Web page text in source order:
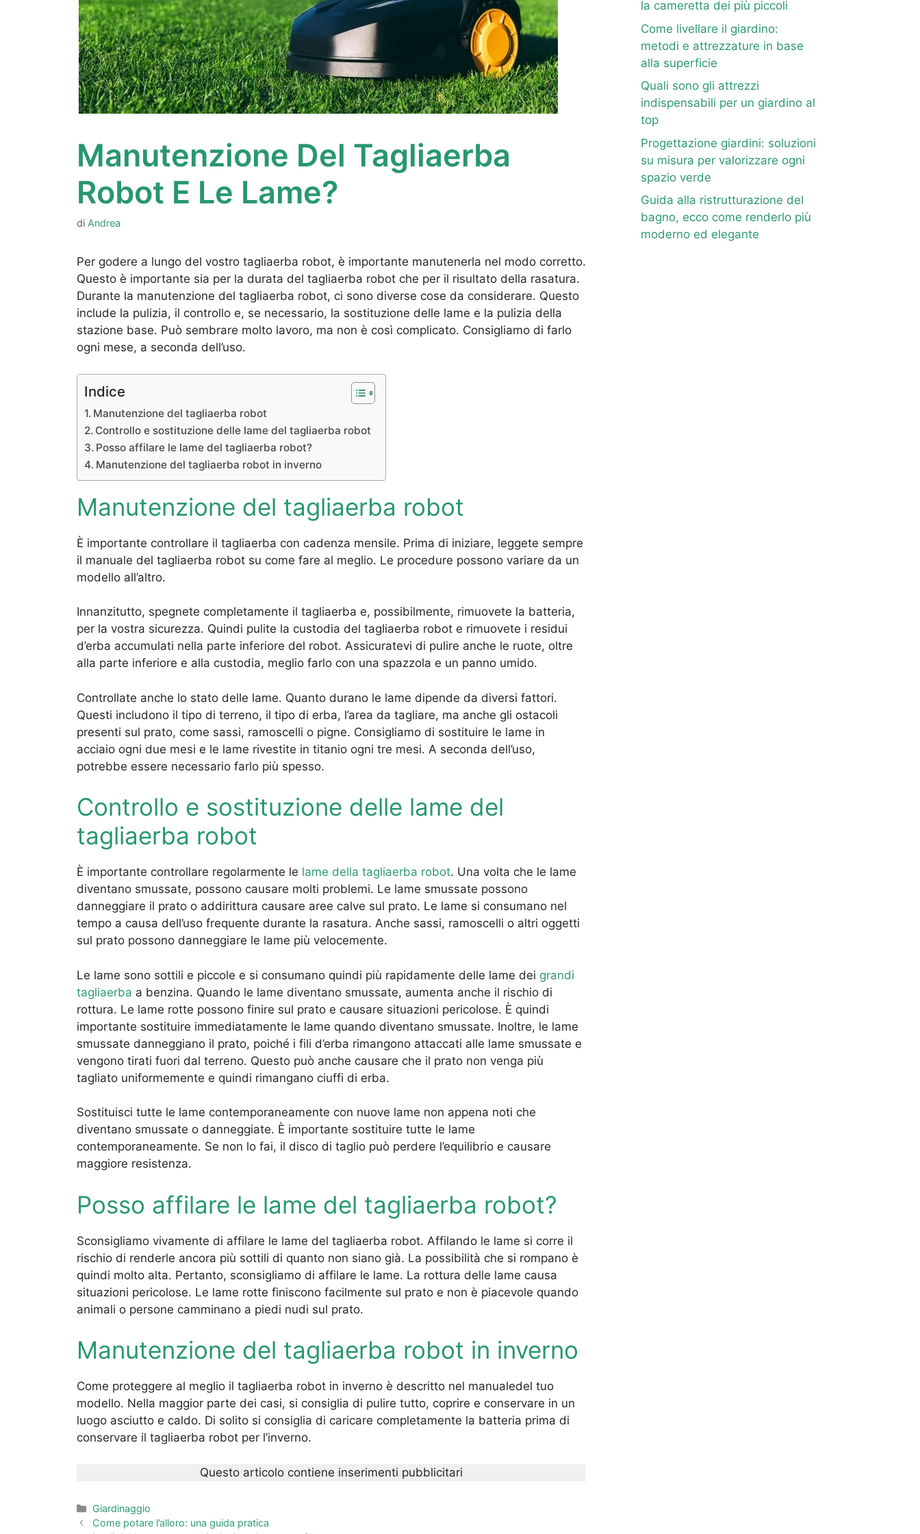
Manutenzione Del Tagliaerba
Robot E Le Lame?
di Andrea
Per godere a lungo del vostro tagliaerba robot, è importante manutenerla nel modo corretto.
Questo è importante sia per la durata del tagliaerba robot che per il risultato della rasatura.
Durante la manutenzione del tagliaerba robot, ci sono diverse cose da considerare. Questo
include la pulizia, il controllo e, se necessario, la sostituzione delle lame e la pulizia della
stazione base. Può sembrare molto lavoro, ma non è così complicato. Consigliamo di farlo
ogni mese, a seconda dell’uso.
Indice
Manutenzione del tagliaerba robot
Controllo e sostituzione delle lame del tagliaerba robot
Posso affilare le lame del tagliaerba robot?
Manutenzione del tagliaerba robot in inverno
Manutenzione del tagliaerba robot
È importante controllare il tagliaerba con cadenza mensile. Prima di iniziare, leggete sempre
il manuale del tagliaerba robot su come fare al meglio. Le procedure possono variare da un
modello all’altro.
Innanzitutto, spegnete completamente il tagliaerba e, possibilmente, rimuovete la batteria,
per la vostra sicurezza. Quindi pulite la custodia del tagliaerba robot e rimuovete i residui
d’erba accumulati nella parte inferiore del robot. Assicuratevi di pulire anche le ruote, oltre
alla parte inferiore e alla custodia, meglio farlo con una spazzola e un panno umido.
Controllate anche lo stato delle lame. Quanto durano le lame dipende da diversi fattori.
Questi includono il tipo di terreno, il tipo di erba, l’area da tagliare, ma anche gli ostacoli
presenti sul prato, come sassi, ramoscelli o pigne. Consigliamo di sostituire le lame in
acciaio ogni due mesi e le lame rivestite in titanio ogni tre mesi. A seconda dell’uso,
potrebbe essere necessario farlo più spesso.
Controllo e sostituzione delle lame del
tagliaerba robot
È importante controllare regolarmente le lame della tagliaerba robot. Una volta che le lame
diventano smussate, possono causare molti problemi. Le lame smussate possono
danneggiare il prato o addirittura causare aree calve sul prato. Le lame si consumano nel
tempo a causa dell’uso frequente durante la rasatura. Anche sassi, ramoscelli o altri oggetti
sul prato possono danneggiare le lame più velocemente.
Le lame sono sottili e piccole e si consumano quindi più rapidamente delle lame dei grandi
tagliaerba a benzina. Quando le lame diventano smussate, aumenta anche il rischio di
rottura. Le lame rotte possono finire sul prato e causare situazioni pericolose. È quindi
importante sostituire immediatamente le lame quando diventano smussate. Inoltre, le lame
smussate danneggiano il prato, poiché i fili d’erba rimangono attaccati alle lame smussate e
vengono tirati fuori dal terreno. Questo può anche causare che il prato non venga più
tagliato uniformemente e quindi rimangano ciuffi di erba.
Sostituisci tutte le lame contemporaneamente con nuove lame non appena noti che
diventano smussate o danneggiate. È importante sostituire tutte le lame
contemporaneamente. Se non lo fai, il disco di taglio può perdere l’equilibrio e causare
maggiore resistenza.
Posso affilare le lame del tagliaerba robot?
Sconsigliamo vivamente di affilare le lame del tagliaerba robot. Affilando le lame si corre il
rischio di renderle ancora più sottili di quanto non siano già. La possibilità che si rompano è
quindi molto alta. Pertanto, sconsigliamo di affilare le lame. La rottura delle lame causa
situazioni pericolose. Le lame rotte finiscono facilmente sul prato e non è piacevole quando
animali o persone camminano a piedi nudi sul prato.
Manutenzione del tagliaerba robot in inverno
Come proteggere al meglio il tagliaerba robot in inverno è descritto nel manualedel tuo
modello. Nella maggior parte dei casi, si consiglia di pulire tutto, coprire e conservare in un
luogo asciutto e caldo. Di solito si consiglia di caricare completamente la batteria prima di
conservare il tagliaerba robot per l’inverno.
Questo articolo contiene inserimenti pubblicitari
Categorie
Giardinaggio
Come potare l’alloro: una guida pratica
la cameretta dei più piccoli
Come livellare il giardino:
metodi e attrezzature in base
alla superficie
Quali sono gli attrezzi
indispensabili per un giardino al
top
Progettazione giardini: soluzioni
su misura per valorizzare ogni
spazio verde
Guida alla ristrutturazione del
bagno, ecco come renderlo più
moderno ed elegante